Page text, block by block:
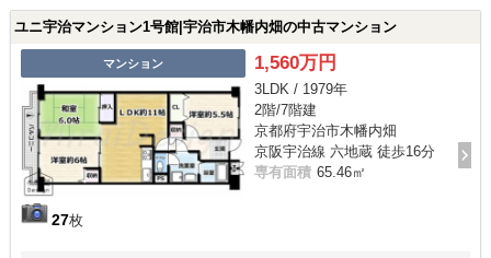
ユニ宇治マンション1号館|宇治市木幡内畑の中古マンション
マンション
27枚
1,560万円
3LDK / 1979年
2階/7階建
京都府宇治市木幡内畑
京阪宇治線 六地蔵 徒歩16分
専有面積 65.46㎡